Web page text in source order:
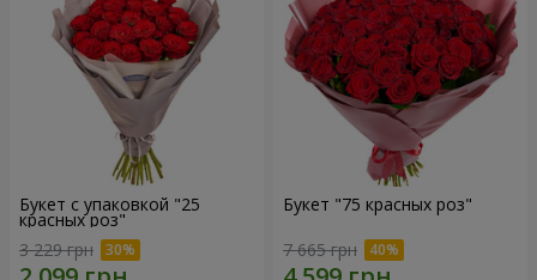
Букет с упаковкой "25
красных роз"
3 229 грн
Букет "75 красных роз"
7 665 грн